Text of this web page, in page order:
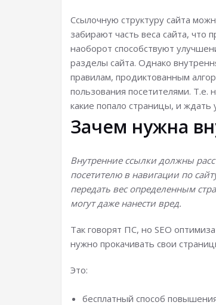
Ссылочную структуру сайта
забирают часть веса сайта, что
наоборот способствуют
разделы сайта. Однако
правилам, продиктованным
пользования посетителями. Т.е.
какие попало страницы, и
Зачем нужна
Внутренние ссылки должны
посетителю в навигации по
передать вес определенным
могут даже нанести вред.
Так говорят ПС, но SEO
нужно прокачивать свои
Это:
бесплатный способ